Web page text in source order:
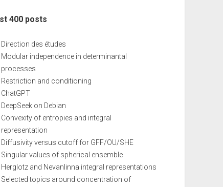
400 posts
Direction des études
Modular independence in determinantal
processes
Restriction and conditioning
ChatGPT
DeepSeek on Debian
Convexity of entropies and integral
representation
Diffusivity versus cutoff for GFF/OU/SHE
Singular values of spherical ensemble
Herglotz and Nevanlinna integral representations
Selected topics around concentration of